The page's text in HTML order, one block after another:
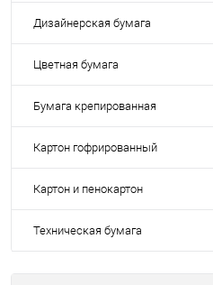
Дизайнерская бумага
Цветная бумага
Бумага крепированная
Картон гофрированный
Картон и пенокартон
Техническая бумага